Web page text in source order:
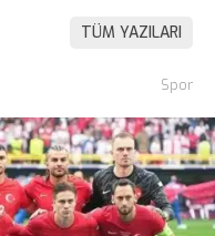
TÜM YAZILARI
Spor